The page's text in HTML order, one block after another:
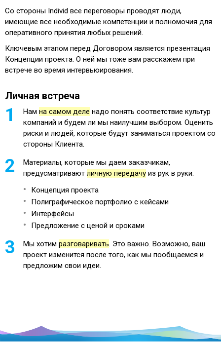
Со стороны Individ все переговоры проводят люди,
имеющие все необходимые компетенции и полномочия для
оперативного принятия любых решений.
Ключевым этапом перед Договором является презентация
Концепции проекта. О ней мы тоже вам расскажем при
встрече во время интервьюирования.
Личная встреча
Нам на самом деле надо понять соответствие культур
компаний и будем ли мы наилучшим выбором. Оценить
риски и людей, которые будут заниматься проектом со
стороны Клиента.
Материалы, которые мы даем заказчикам,
предусматривают личную передачу из рук в руки.
Концепция проекта
Полиграфическое портфолио с кейсами
Интерфейсы
Предложение с ценой и сроками
Мы хотим разговаривать. Это важно. Возможно, ваш
проект изменится после того, как мы пообщаемся и
предложим свои идеи.